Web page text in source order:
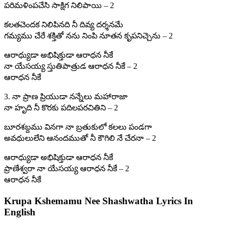
పరిమళింపచేసి సాక్షిగ నిలిపాయి – 2
కలతచెందక నిలిపినది నీ దివ్య దర్శనమే
గమ్యము చేరే శక్తితో నను నింపి నూతన కృపనిచ్చెను – 2
ఆరాధ్యుడా అభిషిక్తుడా ఆరాధన నీకే
నా యేసయ్య స్తుతిపాత్రుడ ఆరాధన నీకే – 2
ఆరాధన నీకే
3. నా ప్రాణ ప్రియుడా నన్నేలు మహారాజా
నా హృది నీ కొరకు పదిలపరచితిని – 2
బూరశబ్దము వినగా నా బ్రతుకులో కలలు పండగా
అవధులులేని ఆనందముతో నీ కౌగిలి నే చేరనా – 2
ఆరాధ్యుడా అభిషిక్తుడా ఆరాధన నీకే
ప్రాణేశ్వరా నా యేసయ్య ఆరాధన నీకే – 2
ఆరాధన నీకే
Krupa Kshemamu Nee Shashwatha Lyrics In
English